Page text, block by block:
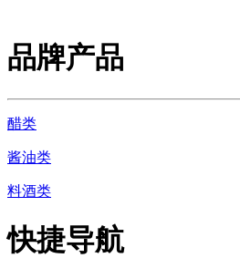
品牌产品
醋类
酱油类
料酒类
快捷导航